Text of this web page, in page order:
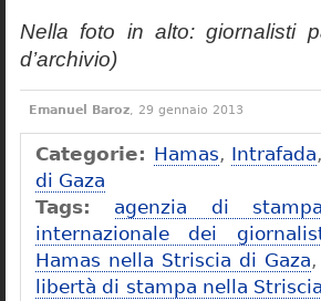
Nella foto in alto: giornalisti
d’archivio)
Emanuel Baroz, 29 gennaio 2013
Categorie: Hamas, Intrafada,
di Gaza
Tags:
agenzia di
internazionale dei
Hamas nella Striscia di Gaza,
libertà di stampa nella